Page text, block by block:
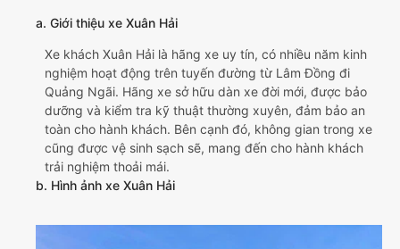
a. Giới thiệu xe Xuân Hải
Xe khách Xuân Hải là hãng xe uy tín, có nhiều năm kinh
nghiệm hoạt động trên tuyến đường từ Lâm Đồng đi
Quảng Ngãi. Hãng xe sở hữu dàn xe đời mới, được bảo
dưỡng và kiểm tra kỹ thuật thường xuyên, đảm bảo an
toàn cho hành khách. Bên cạnh đó, không gian trong xe
cũng được vệ sinh sạch sẽ, mang đến cho hành khách
trải nghiệm thoải mái.
b. Hình ảnh xe Xuân Hải